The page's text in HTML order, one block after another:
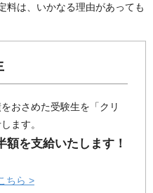
料は、いかなる理由があっても
おさめた受験生を「クリ
ます。
額を支給いたします！
ちら >